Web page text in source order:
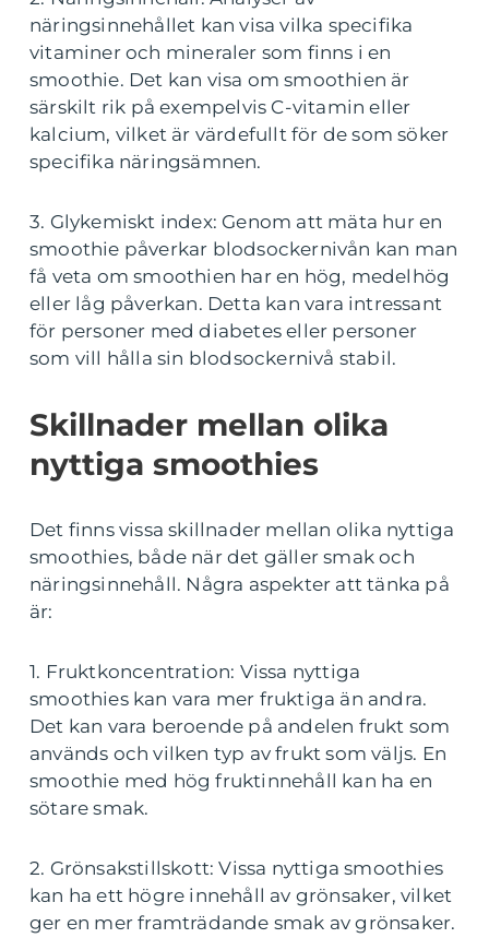
näringsinnehållet kan visa vilka specifika
vitaminer och mineraler som finns i en
smoothie. Det kan visa om smoothien är
särskilt rik på exempelvis C-vitamin eller
kalcium, vilket är värdefullt för de som söker
specifika näringsämnen.
3. Glykemiskt index: Genom att mäta hur en
smoothie påverkar blodsockernivån kan man
få veta om smoothien har en hög, medelhög
eller låg påverkan. Detta kan vara intressant
för personer med diabetes eller personer
som vill hålla sin blodsockernivå stabil.
Skillnader mellan olika
nyttiga smoothies
Det finns vissa skillnader mellan olika nyttiga
smoothies, både när det gäller smak och
näringsinnehåll. Några aspekter att tänka på
är:
1. Fruktkoncentration: Vissa nyttiga
smoothies kan vara mer fruktiga än andra.
Det kan vara beroende på andelen frukt som
används och vilken typ av frukt som väljs. En
smoothie med hög fruktinnehåll kan ha en
sötare smak.
2. Grönsakstillskott: Vissa nyttiga smoothies
kan ha ett högre innehåll av grönsaker, vilket
ger en mer framträdande smak av grönsaker.